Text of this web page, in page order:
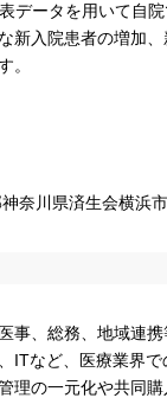
データを用いて自
新入院患者の増加
。
奈川県済生会横浜
事、総務、地域連
ITなど、医療業界で
理の一元化や共同